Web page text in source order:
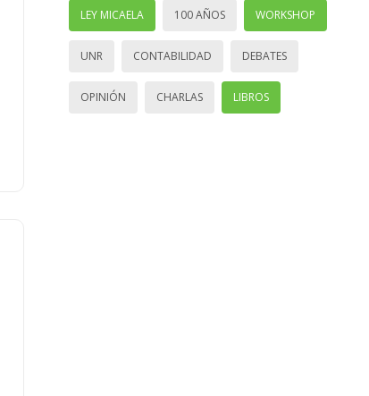
LEY MICAELA 100 AÑOS WORKSHOP
UNR CONTABILIDAD DEBATES
OPINIÓN CHARLAS LIBROS